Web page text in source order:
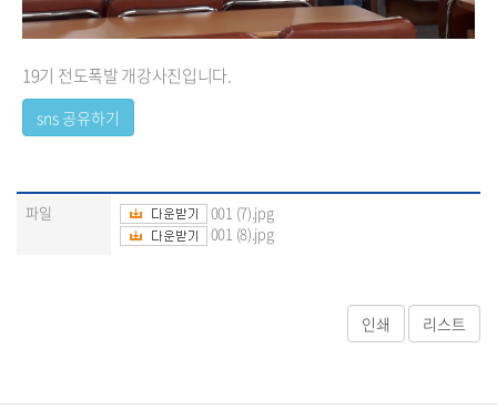
19기 전도폭발 개강사진입니다.
파일
001 (7).jpg
001 (8).jpg